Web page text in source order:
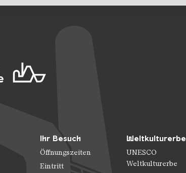
Ihr Besuch
Öffnungszeiten
Eintritt
Weltkulturerbe
UNESCO
Weltkulturerbe